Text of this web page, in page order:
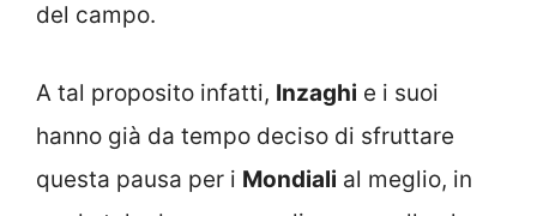
del campo.
A tal proposito infatti, Inzaghi e i suoi
hanno già da tempo deciso di sfruttare
questa pausa per i Mondiali al meglio, in